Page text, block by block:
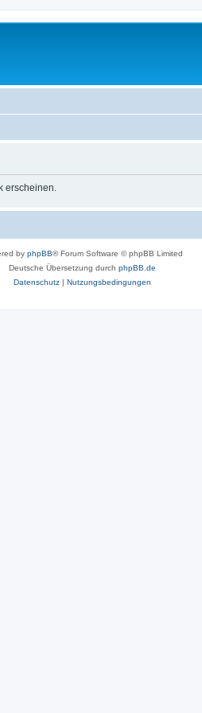
erscheinen.
by phpBB® Forum Software © phpBB Limited
Deutsche Übersetzung durch phpBB.de
Datenschutz| Nutzungsbedingungen